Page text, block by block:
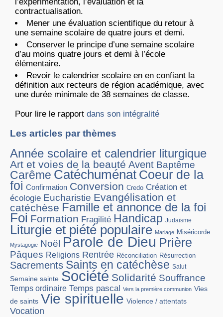
l’expérimentation, l’évaluation et la
contractualisation.
Mener une évaluation scientifique du retour à
une semaine scolaire de quatre jours et demi.
Conserver le principe d’une semaine scolaire
d’au moins quatre jours et demi à l’école
élémentaire.
Revoir le calendrier scolaire en en confiant la
définition aux recteurs de région académique, avec
une durée minimale de 38 semaines de classe.
Pour lire le rapport dans son intégralité
Les articles par thèmes
Année scolaire et calendrier liturgique
Art et voies de la beauté Avent Baptême
Carême Catéchuménat Coeur de la
foi Confirmation Conversion Credo Création et
écologie Eucharistie Evangélisation et
catéchèse Famille et annonce de la foi
Foi Formation Fragilité Handicap Judaïsme
Liturgie et piété populaire Mariage Miséricorde
Mystagogie Noël Parole de Dieu Prière
Pâques Religions Rentrée Réconciliation Résurrection
Sacrements Saints en catéchèse Salut
Semaine sainte Société Solidarité Souffrance
Temps ordinaire Temps pascal Vers la première communion Vies
de saints Vie spirituelle Violence / attentats
Vocation